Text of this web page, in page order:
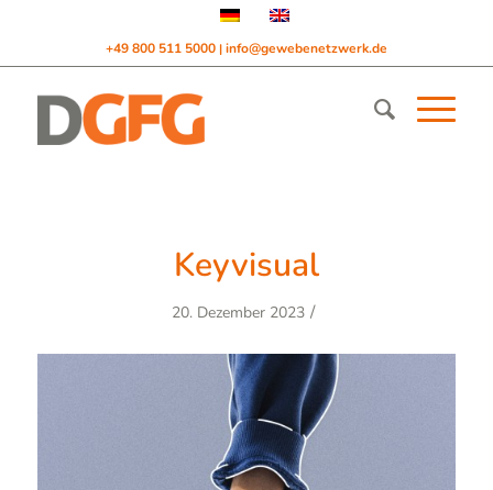
+49 800 511 5000 | info@gewebenetzwerk.de
Keyvisual
20. Dezember 2023 /